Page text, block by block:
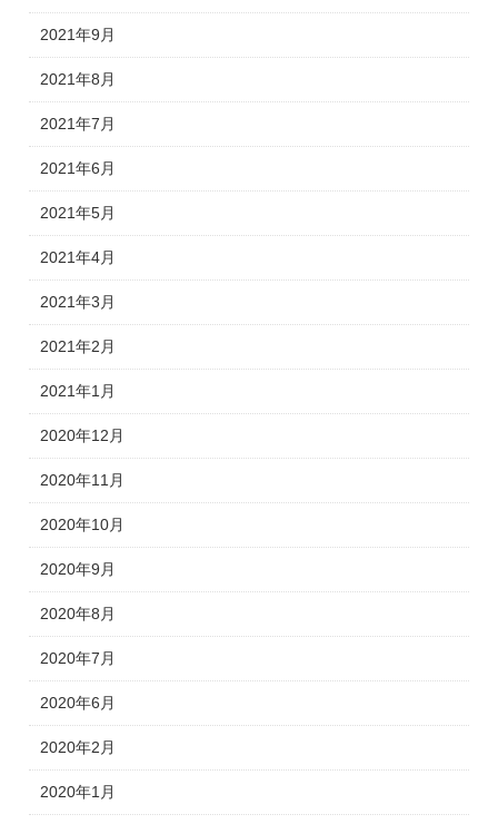
2021年9月
2021年8月
2021年7月
2021年6月
2021年5月
2021年4月
2021年3月
2021年2月
2021年1月
2020年12月
2020年11月
2020年10月
2020年9月
2020年8月
2020年7月
2020年6月
2020年2月
2020年1月